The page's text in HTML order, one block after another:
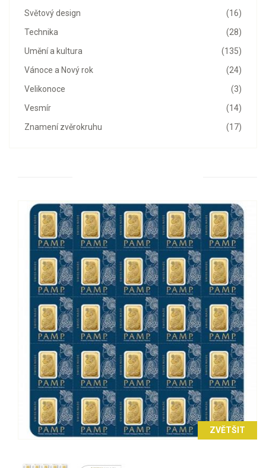
(16)
Světový design
(28)
Technika
(135)
Umění a kultura
(24)
Vánoce a Nový rok
(3)
Velikonoce
(14)
Vesmír
(17)
Znamení zvěrokruhu
ZVĚTŠIT